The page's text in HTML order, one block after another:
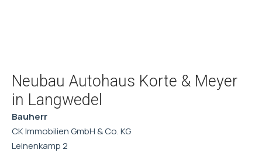
Neubau Autohaus Korte & Meyer
in Langwedel
Bauherr
CK Immobilien GmbH & Co. KG
Leinenkamp 2